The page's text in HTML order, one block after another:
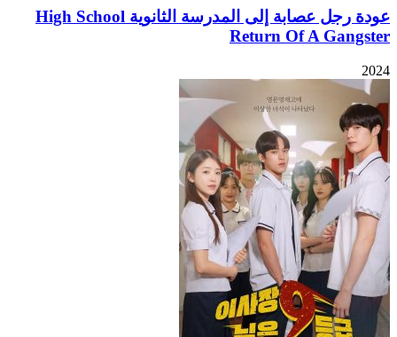
عودة رجل عصابة إلى المدرسة الثانوية High School
Return Of A Gangster
2024